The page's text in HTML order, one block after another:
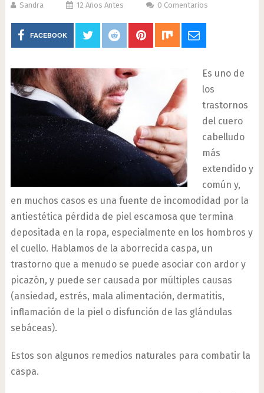
Sandra 12 Años Antes 0 Comentarios
FACEBOOK
Es uno de
los
trastornos
del cuero
cabelludo
más
extendido y
común y,
en muchos casos es una fuente de incomodidad por la
antiestética pérdida de piel escamosa que termina
depositada en la ropa, especialmente en los hombros y
el cuello. Hablamos de la aborrecida caspa, un
trastorno que a menudo se puede asociar con ardor y
picazón, y puede ser causada por múltiples causas
(ansiedad, estrés, mala alimentación, dermatitis,
inflamación de la piel o disfunción de las glándulas
sebáceas).
Estos son algunos remedios naturales para combatir la
caspa.